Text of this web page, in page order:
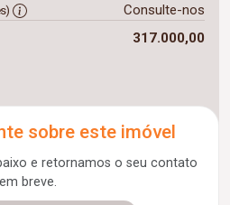
Consulte-nos
317.000,00
sobre este imóvel
e retornamos o seu contato
em breve.